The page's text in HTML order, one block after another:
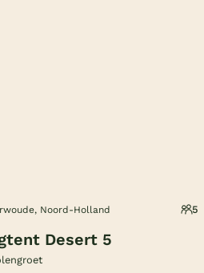
Noord-Holland 5
Desert 5